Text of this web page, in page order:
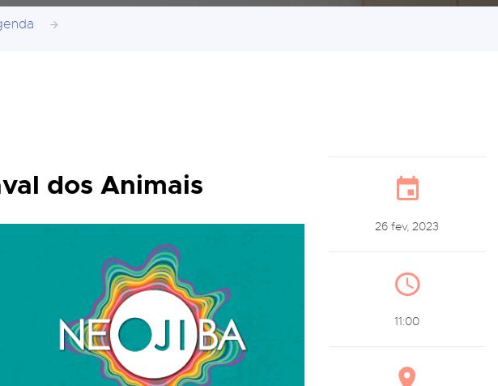
dos Animais
26 fev, 2023
11:00